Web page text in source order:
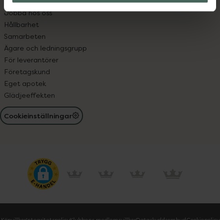
Jobba hos oss
Hållbarhet
Samarbeten
Ägare och ledningsgrupp
För leverantörer
Företagskund
Eget apotek
Glädjeeffekten
Cookieinställningar